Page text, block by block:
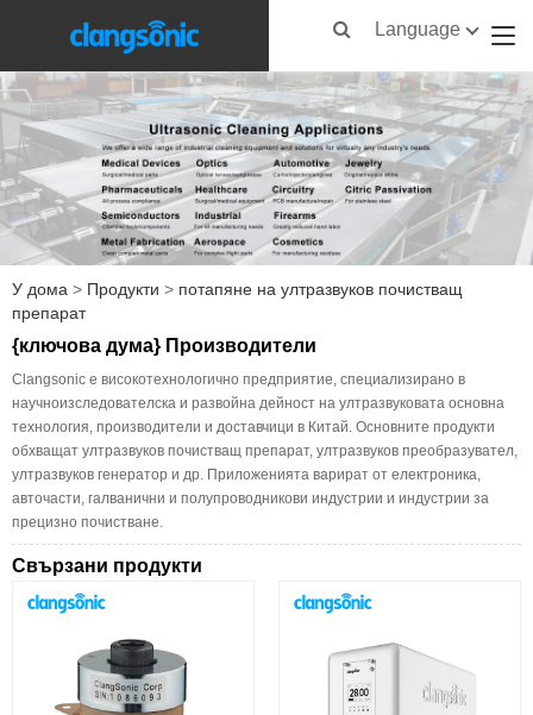
Language
У дома > Продукти > потапяне на ултразвуков почистващ
препарат
{ключова дума} Производители
Clangsonic е високотехнологично предприятие, специализирано в
научноизследователска и развойна дейност на ултразвуковата основна
технология, производители и доставчици в Китай. Основните продукти
обхващат ултразвуков почистващ препарат, ултразвуков преобразувател,
ултразвуков генератор и др. Приложенията варират от електроника,
авточасти, галванични и полупроводникови индустрии и индустрии за
прецизно почистване.
Свързани продукти